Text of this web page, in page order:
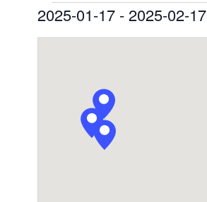
2025-01-17 - 2025-02-17